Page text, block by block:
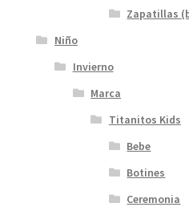
Zapatillas
Niño
Invierno
Marca
Titanitos Kids
Bebe
Botines
Ceremonia